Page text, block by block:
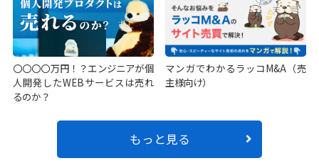
〇〇〇〇万円！？エンジニアが個
人開発したWEBサービスは売れ
るのか？
マンガでわかるラッコM&A（売
主様向け）
もっと見る